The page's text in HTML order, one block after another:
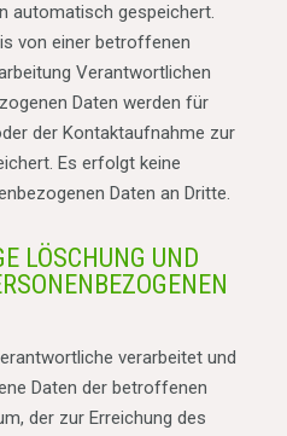
automatisch gespeichert.
von einer betroffenen
Verantwortlichen
Daten werden für
der Kontaktaufnahme zur
Es erfolgt keine
Daten an Dritte.
LÖSCHUNG UND S
D
verarbeitet und
Daten der betroffenen
der zur Erreichung des